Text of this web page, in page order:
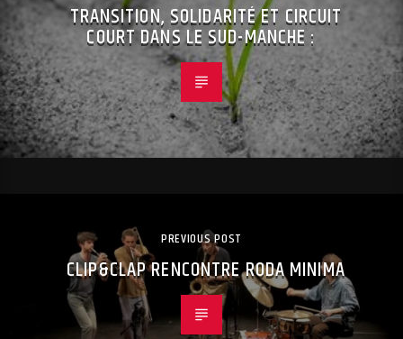
TRANSITION, SOLIDARITÉ ET CIRCUIT
COURT DANS LE SUD-MANCHE :
PREVIOUS POST
CLIP&CLAP RENCONTRE RODA MINIMA